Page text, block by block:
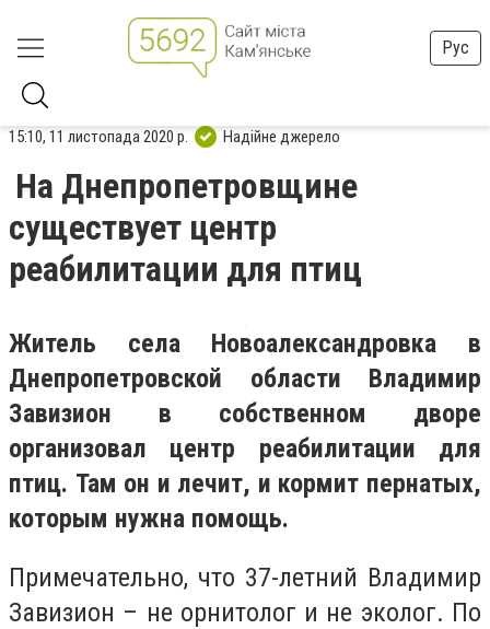
Рус
15:10, 11 листопада 2020 р. Надійне джерело
На Днепропетровщине
существует центр
реабилитации для птиц
Житель села Новоалександровка в
Днепропетровской области Владимир
Завизион в собственном дворе
организовал центр реабилитации для
птиц. Там он и лечит, и кормит пернатых,
которым нужна помощь.
Примечательно, что 37-летний Владимир
Завизион – не орнитолог и не эколог. По